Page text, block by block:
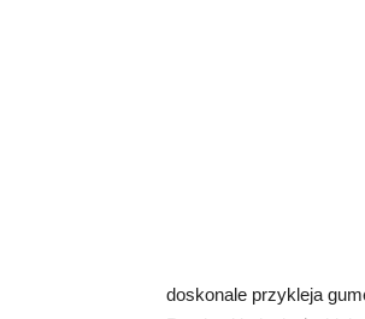
doskonale przykleja